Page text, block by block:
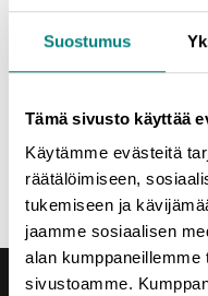
Suostumus
Tämä sivusto käyttää
Käytämme evästeitä
räätälöimiseen,
tukemiseen ja
jaamme sosiaalisen
alan
sivustoamme.
Ilmoittaudu mukaan
Verkkoseminaariin
hanketta, jota rahoittavat
maaseudun
kunnat.